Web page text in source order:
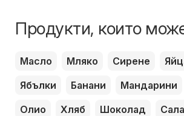
Продукти, които
Масло Мляко Сирене
Ябълки
Банани Мандарини
Олио
Хляб Шоколад